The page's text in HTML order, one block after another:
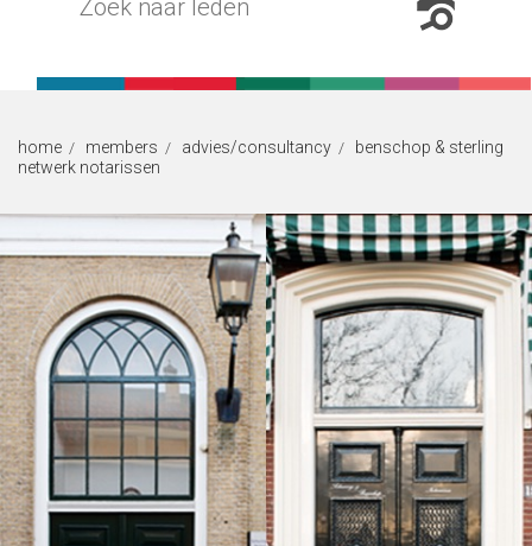
home / members / advies/consultancy / benschop & sterling
netwerk notarissen